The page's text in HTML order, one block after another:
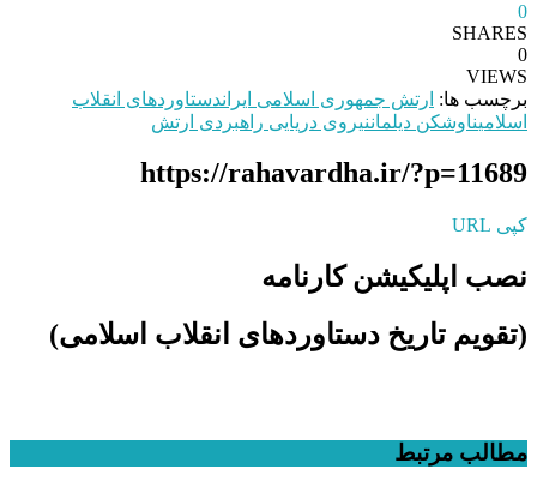
0
SHARES
0
VIEWS
برچسب ها: ارتش جمهوری اسلامی ایراندستاوردهای انقلاب
اسلامیناوشکن دیلماننیروی دریایی راهبردی ارتش
https://rahavardha.ir/?p=11689
کپی URL
نصب اپلیکیشن کارنامه
(تقویم تاریخ دستاوردهای انقلاب اسلامی​)
مطالب مرتبط